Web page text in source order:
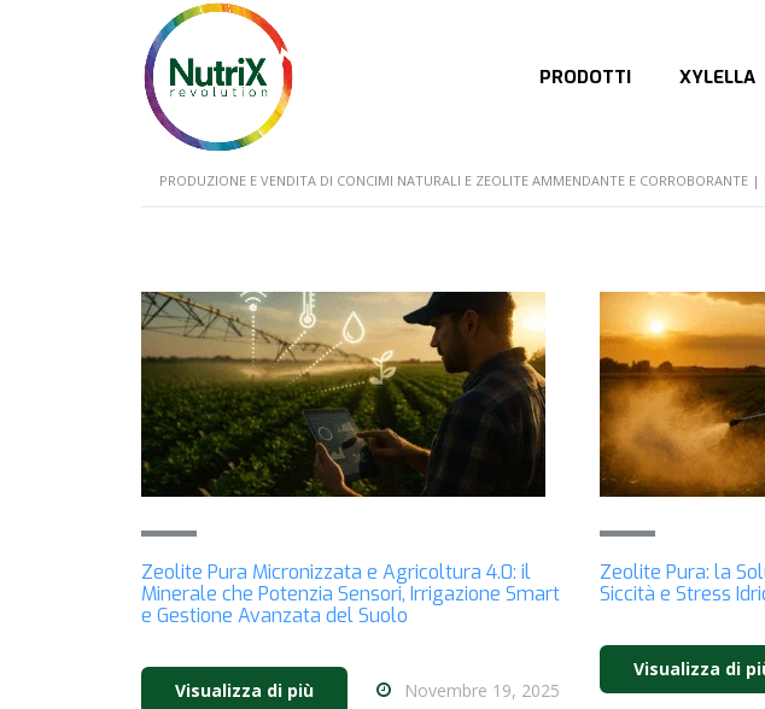
PRODOTTI XYLELLA
PRODUZIONE E VENDITA DI CONCIMI NATURALI E ZEOLITE AMMENDANTE E CORROBORANTE |
Zeolite Pura Micronizzata e Agricoltura 4.0: il
Minerale che Potenzia Sensori, Irrigazione Smart
e Gestione Avanzata del Suolo
Visualizza di più Novembre 19, 2025
Zeolite Pura: la
Siccità e Stress
Visualizza di